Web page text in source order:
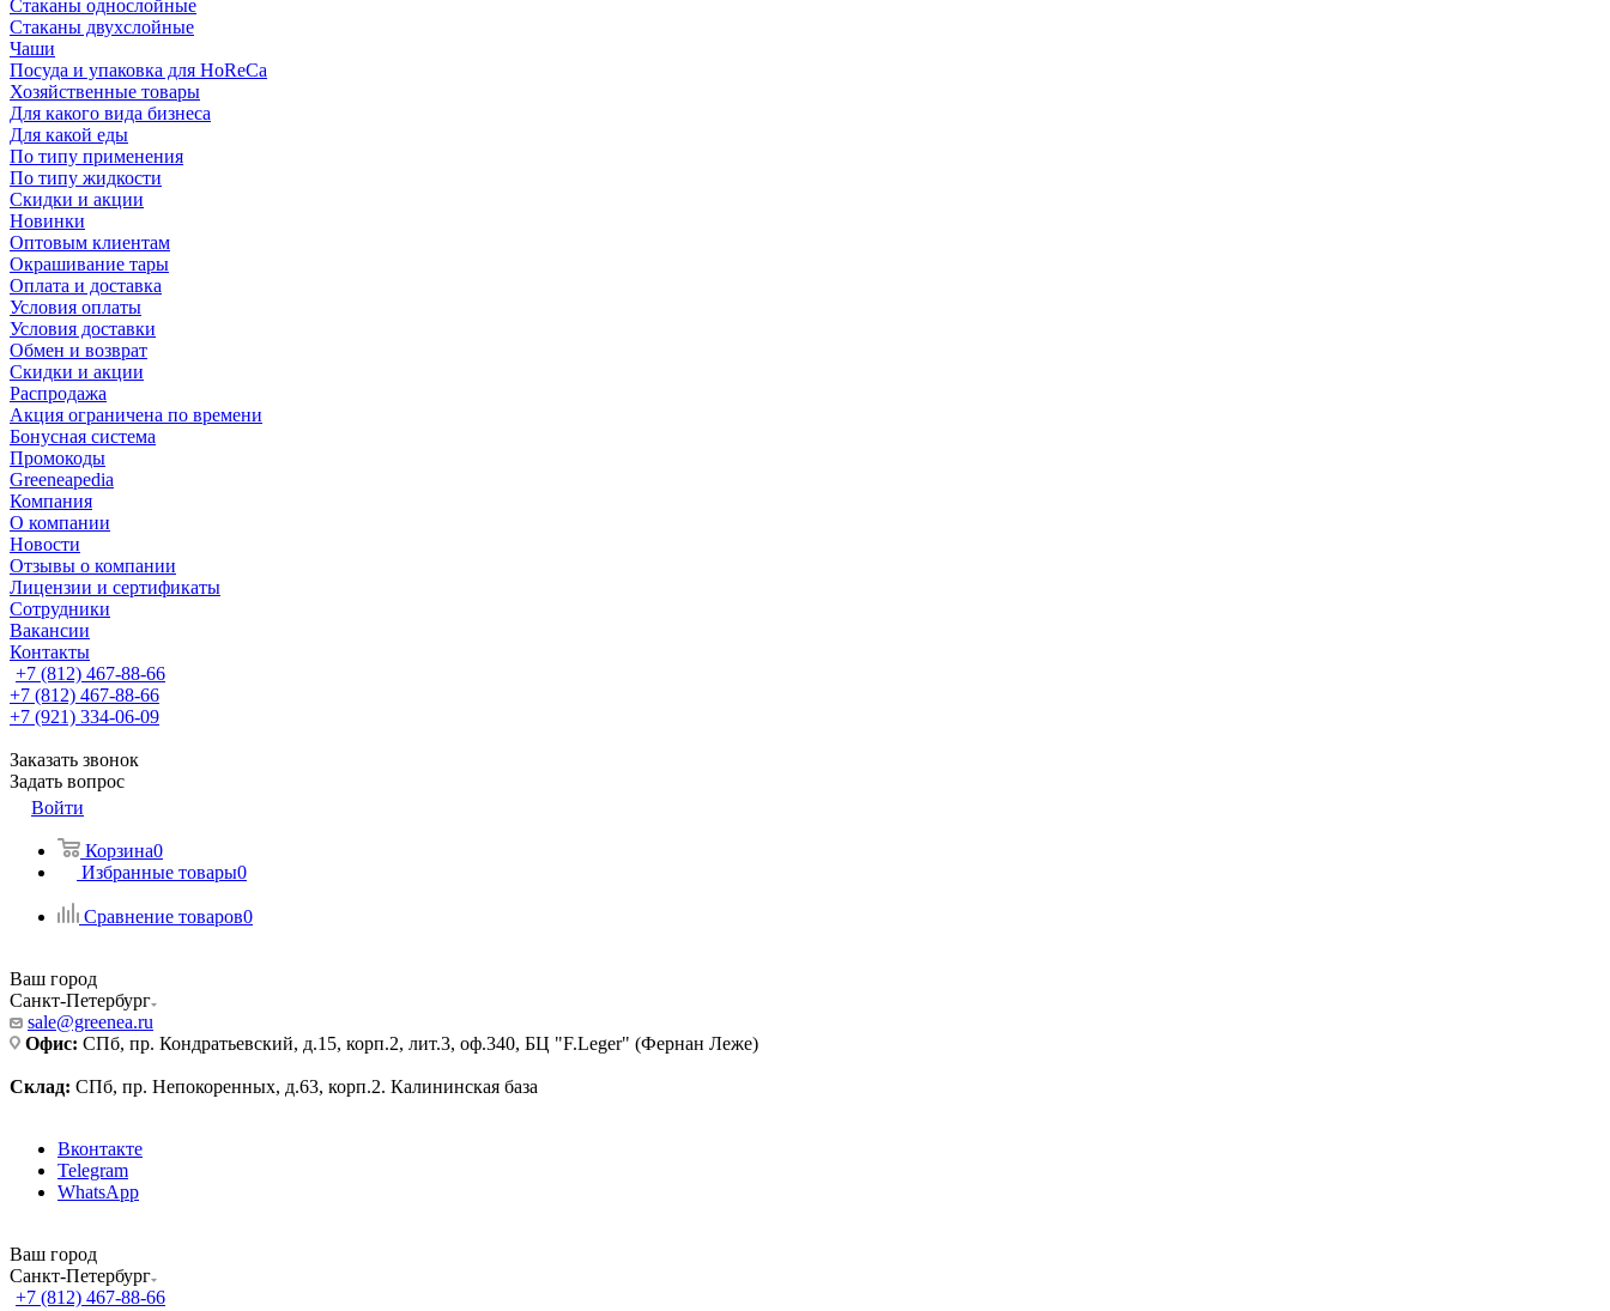
Стаканы однослойные
Стаканы двухслойные
Чаши
Посуда и упаковка для HoReCa
Хозяйственные товары
Для какого вида бизнеса
Для какой еды
По типу применения
По типу жидкости
Скидки и акции
Новинки
Оптовым клиентам
Окрашивание тары
Оплата и доставка
Условия оплаты
Условия доставки
Обмен и возврат
Скидки и акции
Распродажа
Акция ограничена по времени
Бонусная система
Промокоды
Greeneapedia
Компания
О компании
Новости
Отзывы о компании
Лицензии и сертификаты
Сотрудники
Вакансии
Контакты
+7 (812) 467-88-66
+7 (812) 467-88-66
+7 (921) 334-06-09
Заказать звонок
Задать вопрос
Войти
Корзина0
Избранные товары0
Сравнение товаров0
Ваш город
Санкт-Петербург
sale@greenea.ru
Офис: СПб, пр. Кондратьевский, д.15, корп.2, лит.3, оф.340, БЦ "F.Leger" (Фернан Леже)
Склад: СПб, пр. Непокоренных, д.63, корп.2. Калининская база
Вконтакте
Telegram
WhatsApp
Ваш город
Санкт-Петербург
+7 (812) 467-88-66